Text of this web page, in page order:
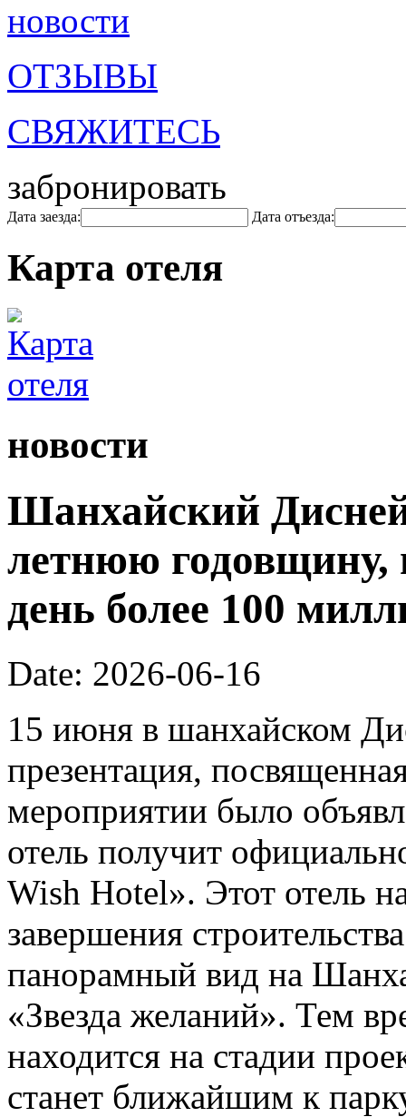
новости
ОТЗЫВЫ
СВЯЖИТЕСЬ
забронировать
Дата заезда: Дата отъезда:
Карта отеля
новости
Шанхайский
летнюю годовщину,
день более 100
Date: 2026-06-16
15 июня в шанхайском
презентация,
мероприятии было
отель получит
Wish Hotel». Этот отель
завершения
панорамный вид на
«Звезда желаний». Тем
находится на стадии
станет ближайшим к